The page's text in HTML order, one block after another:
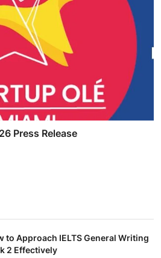
Press Release
to Approach IELTS General Writing
2 Effectively